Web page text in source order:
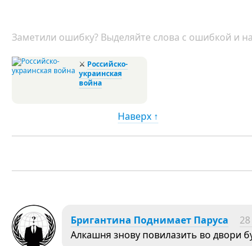
Заметили ошибку? Выделяйте слова с ошибкой и
⚔ Российско-
украинская
война
Наверх ↑
Бригантина Поднимает Паруса
Алкашня знову повилазить во двори